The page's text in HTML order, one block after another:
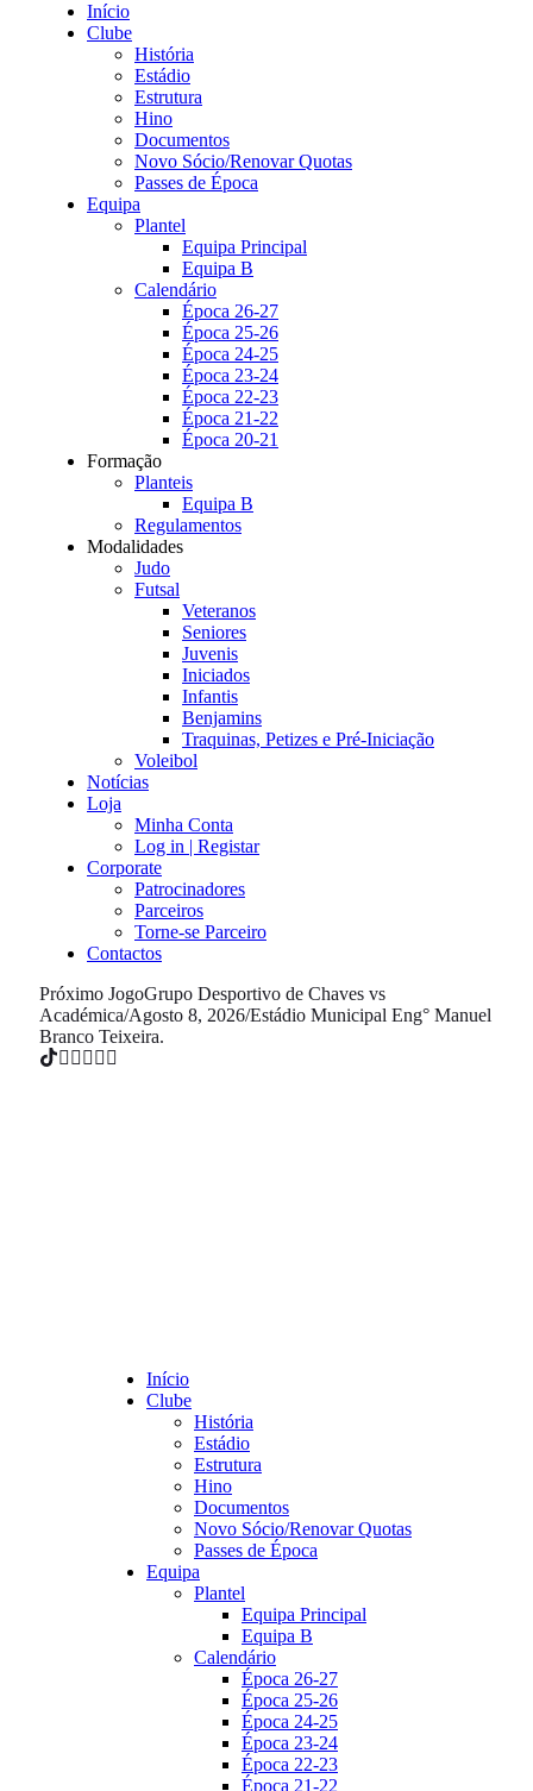
Início
Clube
História
Estádio
Estrutura
Hino
Documentos
Novo Sócio/Renovar Quotas
Passes de Época
Equipa
Plantel
Equipa Principal
Equipa B
Calendário
Época 26-27
Época 25-26
Época 24-25
Época 23-24
Época 22-23
Época 21-22
Época 20-21
Formação
Planteis
Equipa B
Regulamentos
Modalidades
Judo
Futsal
Veteranos
Seniores
Juvenis
Iniciados
Infantis
Benjamins
Traquinas, Petizes e Pré-Iniciação
Voleibol
Notícias
Loja
Minha Conta
Log in | Registar
Corporate
Patrocinadores
Parceiros
Torne-se Parceiro
Contactos
Próximo JogoGrupo Desportivo de Chaves vs
Académica/Agosto 8, 2026/Estádio Municipal Eng° Manuel
Branco Teixeira.
Início
Clube
História
Estádio
Estrutura
Hino
Documentos
Novo Sócio/Renovar Quotas
Passes de Época
Equipa
Plantel
Equipa Principal
Equipa B
Calendário
Época 26-27
Época 25-26
Época 24-25
Época 23-24
Época 22-23
Época 21-22